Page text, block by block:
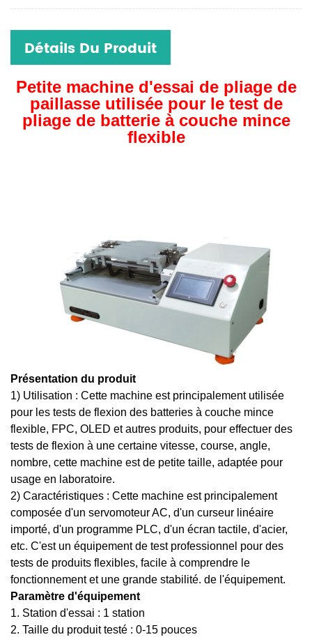
Détails Du Produit
Petite machine d'essai de pliage de
paillasse utilisée pour le test de
pliage de batterie à couche mince
flexible
Présentation du produit
1) Utilisation : Cette machine est principalement utilisée
pour les tests de flexion des batteries à couche mince
flexible, FPC, OLED et autres produits, pour effectuer des
tests de flexion à une certaine vitesse, course, angle,
nombre, cette machine est de petite taille, adaptée pour
usage en laboratoire.
2) Caractéristiques : Cette machine est principalement
composée d'un servomoteur AC, d'un curseur linéaire
importé, d'un programme PLC, d'un écran tactile, d'acier,
etc. C'est un équipement de test professionnel pour des
tests de produits flexibles, facile à comprendre le
fonctionnement et une grande stabilité. de l'équipement.
Paramètre d'équipement
1. Station d'essai : 1 station
2. Taille du produit testé : 0-15 pouces